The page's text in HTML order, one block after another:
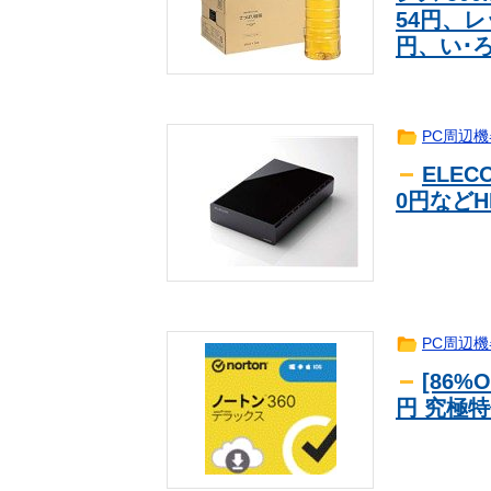
54円、
円、い･
PC周辺
0円など
PC周辺
円 究極